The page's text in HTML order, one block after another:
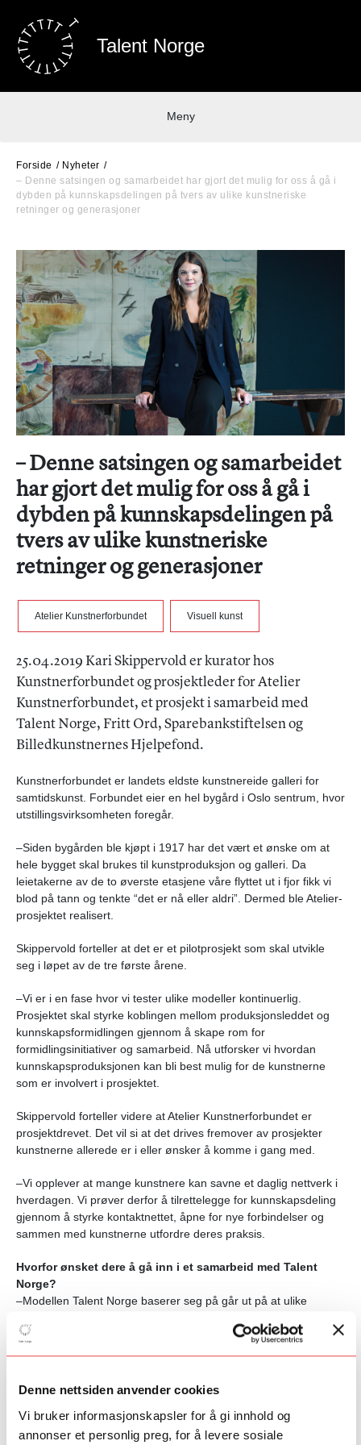
Denne nettsiden anvender cookies
Vi bruker informasjonskapsler for å gi innhold og
annonser et personlig preg, for å levere sosiale
Talent Norge
Meny
Forside
Nyheter
– Denne satsingen og samarbeidet har gjort det mulig for oss å gå i
dybden på kunnskapsdelingen på tvers av ulike kunstneriske
retninger og generasjoner
– Denne satsingen og samarbeidet
har gjort det mulig for oss å gå i
dybden på kunnskapsdelingen på
tvers av ulike kunstneriske
retninger og generasjoner
Atelier Kunstnerforbundet Visuell kunst
25.04.2019 Kari Skippervold er kurator hos
Kunstnerforbundet og prosjektleder for Atelier
Kunstnerforbundet, et prosjekt i samarbeid med
Talent Norge, Fritt Ord, Sparebankstiftelsen og
Billedkunstnernes Hjelpefond.
Kunstnerforbundet er landets eldste kunstnereide galleri for
samtidskunst. Forbundet eier en hel bygård i Oslo sentrum, hvor
utstillingsvirksomheten foregår.
–Siden bygården ble kjøpt i 1917 har det vært et ønske om at
hele bygget skal brukes til kunstproduksjon og galleri. Da
leietakerne av de to øverste etasjene våre flyttet ut i fjor fikk vi
blod på tann og tenkte “det er nå eller aldri”. Dermed ble Atelier-
prosjektet realisert.
Skippervold forteller at det er et pilotprosjekt som skal utvikle
seg i løpet av de tre første årene.
–Vi er i en fase hvor vi tester ulike modeller kontinuerlig.
Prosjektet skal styrke koblingen mellom produksjonsleddet og
kunnskapsformidlingen gjennom å skape rom for
formidlingsinitiativer og samarbeid. Nå utforsker vi hvordan
kunnskapsproduksjonen kan bli best mulig for de kunstnerne
som er involvert i prosjektet.
Skippervold forteller videre at Atelier Kunstnerforbundet er
prosjektdrevet. Det vil si at det drives fremover av prosjekter
kunstnerne allerede er i eller ønsker å komme i gang med.
–Vi opplever at mange kunstnere kan savne et daglig nettverk i
hverdagen. Vi prøver derfor å tilrettelegge for kunnskapsdeling
gjennom å styrke kontaktnettet, åpne for nye forbindelser og
sammen med kunstnerne utfordre deres praksis.
Hvorfor ønsket dere å gå inn i et samarbeid med Talent
Norge?
–Modellen Talent Norge baserer seg på går ut på at ulike
for oss, det er sånn vi har jobbet siden 1910. Denne satsingen
kunstneriske retninger og generasjoner. Det skjer mye
over tid!